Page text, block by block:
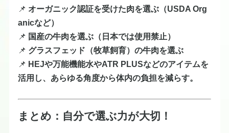
📌 オーガニック認証を受けた肉を選ぶ（USDA Org
anicなど）
📌 国産の牛肉を選ぶ（日本では使用禁止）
📌 グラスフェッド（牧草飼育）の牛肉を選ぶ
📌 HEJや万能機能水やATR PLUSなどのアイテムを
活用し、あらゆる角度から体内の負担を減らす。
まとめ：自分で選ぶ力が大切！